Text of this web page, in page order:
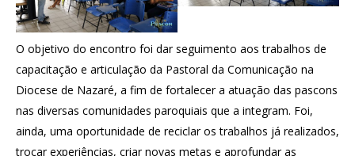
O objetivo do encontro foi dar seguimento aos trabalhos de
capacitação e articulação da Pastoral da Comunicação na
Diocese de Nazaré, a fim de fortalecer a atuação das pascons
nas diversas comunidades paroquiais que a integram. Foi,
ainda, uma oportunidade de reciclar os trabalhos já realizados,
trocar experiências, criar novas metas e aprofundar as